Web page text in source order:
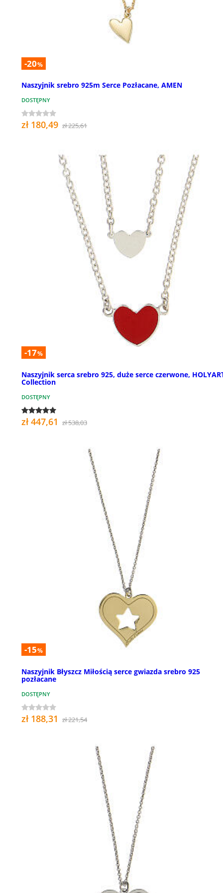
-20%
Naszyjnik srebro 925m Serce Pozłacane, AMEN
DOSTĘPNY
zł 180,49 zł 225,61
-17%
Naszyjnik serca srebro 925, duże serce czerwone,
Collection
DOSTĘPNY
zł 447,61 zł 538,03
-15%
Naszyjnik Błyszcz Miłością serce gwiazda srebro 925
pozłacane
DOSTĘPNY
zł 188,31 zł 221,54